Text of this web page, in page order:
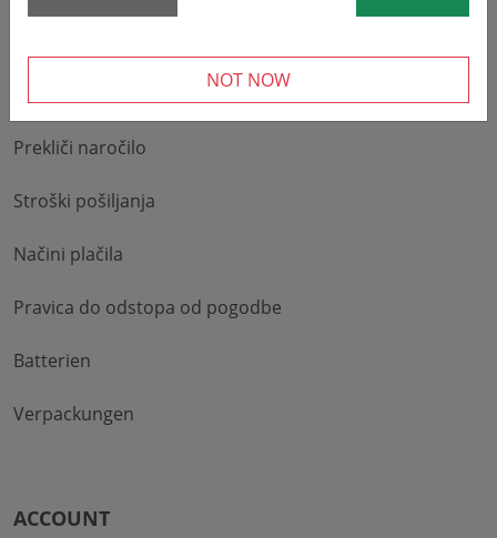
HILFE & INFO
Prekliči naročilo
Stroški pošiljanja
Načini plačila
Pravica do odstopa od pogodbe
Batterien
Verpackungen
ACCOUNT
NOT NOW